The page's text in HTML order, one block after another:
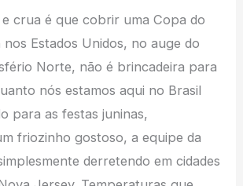
crua é que cobrir uma Copa do
nos Estados Unidos, no auge do
Norte, não é brincadeira para
nós estamos aqui no Brasil
para as festas juninas,
friozinho gostoso, a equipe da
derretendo em cidades